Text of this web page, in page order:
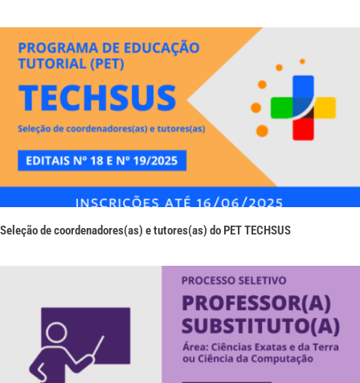
Seleção de coordenadores(as) e tutores(as) do PET TECHSUS